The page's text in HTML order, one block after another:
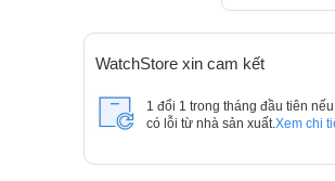
WatchStore xin cam kết
1 đổi 1 trong tháng đầu tiên
có lỗi từ nhà sản xuất. Xem chi